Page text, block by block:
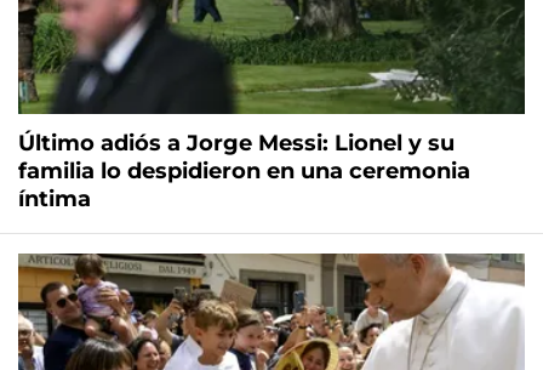
Último adiós a Jorge Messi: Lionel y su
familia lo despidieron en una ceremonia
íntima